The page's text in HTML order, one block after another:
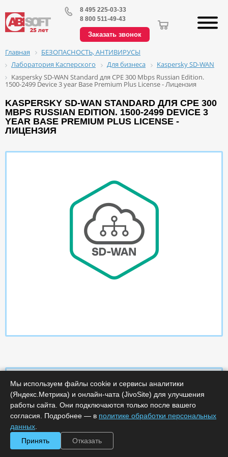
8 495 225-03-33
8 800 511-49-43
Заказать звонок
Главная
БЕЗОПАСНОСТЬ, АНТИВИРУСЫ
Лаборатория Касперского
Для бизнеса
Kaspersky SD-WAN
Kaspersky SD-WAN Standard для CPE 300 Mbps Russian Edition.
1500-2499 Device 3 year Base Premium Plus License - Лицензия
KASPERSKY SD-WAN STANDARD ДЛЯ CPE 300
MBPS RUSSIAN EDITION. 1500-2499 DEVICE 3
YEAR BASE PREMIUM PLUS LICENSE -
ЛИЦЕНЗИЯ
Характеристики
Минимальное количество лицензий :
Код :
0000-321336
Мы используем файлы cookie и сервисы аналитики
(Яндекс.Метрика) и онлайн-чата (JivoSite) для улучшения
работы сайта. Они подключаются только после вашего
согласия. Подробнее — в политике обработки персональных
данных
Принять
Отказать